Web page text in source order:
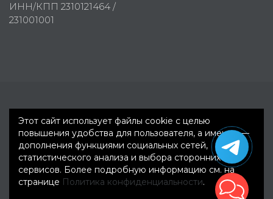
ИНН/КПП 2310121464 /
231001001
Этот сайт использует файлы cookie с целью
повышения удобства для пользователя, а именно —
дополнения функциями социальных сетей,
статистического анализа и выбора сторонних
сервисов. Более подробную информацию см. на
странице Политика конфиденциальности.